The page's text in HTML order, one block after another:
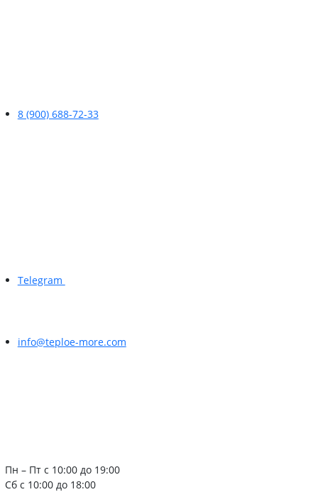
8 (900) 688-72-33
Telegram
info@teploe-more.com
Пн – Пт с 10:00 до 19:00
Сб с 10:00 до 18:00